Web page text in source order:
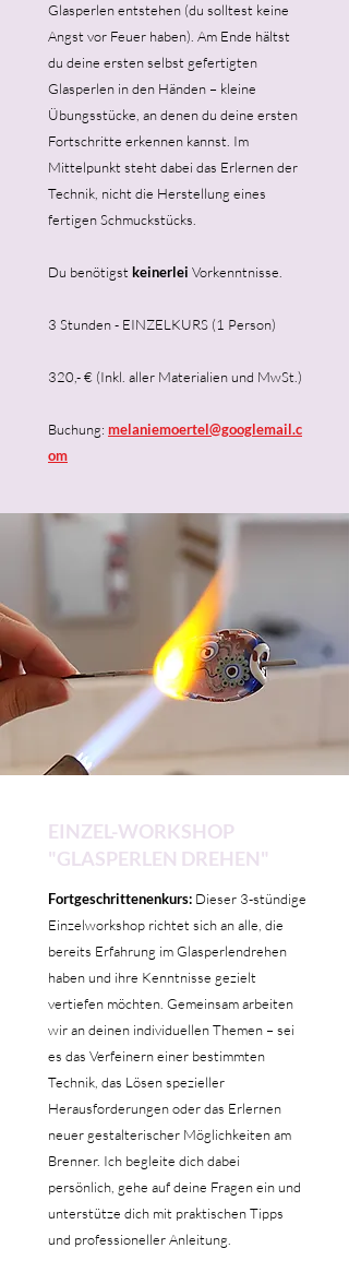
Glasperlen entstehen (du solltest keine
Angst vor Feuer haben). Am Ende hältst
du deine ersten selbst gefertigten
Glasperlen in den Händen – kleine
Übungsstücke, an denen du deine ersten
Fortschritte erkennen kannst. Im
Mittelpunkt steht dabei das Erlernen der
Technik, nicht die Herstellung eines
fertigen Schmuckstücks.
Du benötigst keinerlei Vorkenntnisse.
3 Stunden - EINZELKURS (1 Person)
320,- € (Inkl. aller Materialien und MwSt.)
Buchung: melaniemoertel@googlemail.c
om
EINZEL-WORKSHOP
"GLASPERLEN DREHEN"
Fortgeschrittenenkurs: Dieser 3-stündige
Einzelworkshop richtet sich an alle, die
bereits Erfahrung im Glasperlendrehen
haben und ihre Kenntnisse gezielt
vertiefen möchten. Gemeinsam arbeiten
wir an deinen individuellen Themen – sei
es das Verfeinern einer bestimmten
Technik, das Lösen spezieller
Herausforderungen oder das Erlernen
neuer gestalterischer Möglichkeiten am
Brenner. Ich begleite dich dabei
persönlich, gehe auf deine Fragen ein und
unterstütze dich mit praktischen Tipps
und professioneller Anleitung.